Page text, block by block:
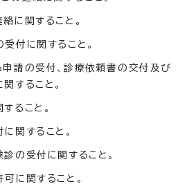
に関すること。
付に関すること。
請の受付、診療依頼書の交付及び
すること。
ること。
関すること。
の受付に関すること。
に関すること。